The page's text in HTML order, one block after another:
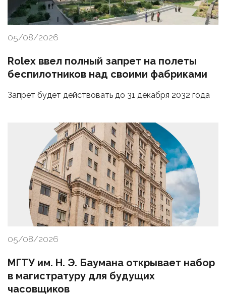
05/08/2026
Rolex ввел полный запрет на полеты
беспилотников над своими фабриками
Запрет будет действовать до 31 декабря 2032 года
05/08/2026
МГТУ им. Н. Э. Баумана открывает набор
в магистратуру для будущих
часовщиков